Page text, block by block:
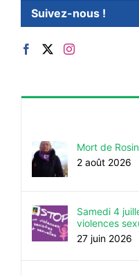
Suivez-nous !
Mort de
2 août 2026
Samedi 4
violences
27 juin 2026